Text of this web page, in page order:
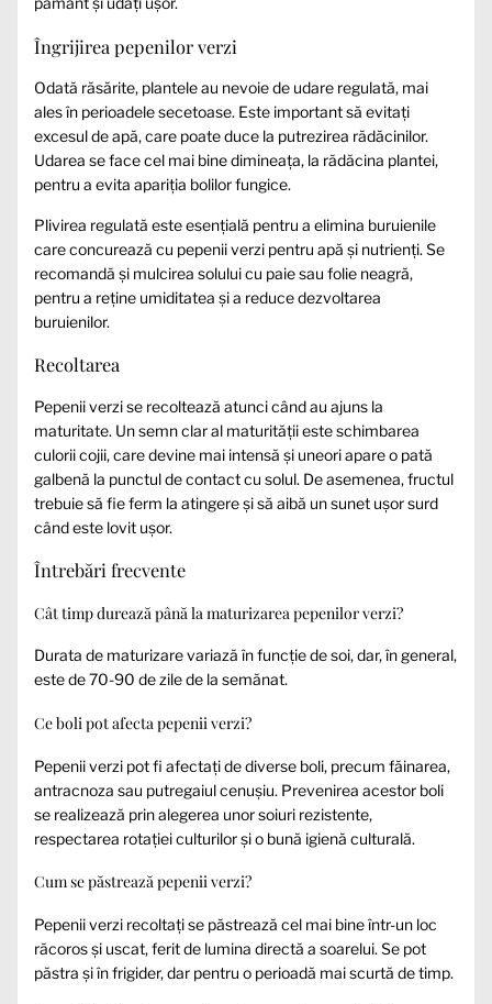
Îngrijirea pepenilor verzi
Odată răsărite, plantele au nevoie de udare regulată, mai
ales în perioadele secetoase. Este important să evitați
excesul de apă, care poate duce la putrezirea rădăcinilor.
Udarea se face cel mai bine dimineața, la rădăcina plantei,
pentru a evita apariția bolilor fungice.
Plivirea regulată este esențială pentru a elimina buruienile
care concurează cu pepenii verzi pentru apă și nutrienți. Se
recomandă și mulcirea solului cu paie sau folie neagră,
pentru a reține umiditatea și a reduce dezvoltarea
buruienilor.
Recoltarea
Pepenii verzi se recoltează atunci când au ajuns la
maturitate. Un semn clar al maturității este schimbarea
culorii cojii, care devine mai intensă și uneori apare o pată
galbenă la punctul de contact cu solul. De asemenea, fructul
trebuie să fie ferm la atingere și să aibă un sunet ușor surd
când este lovit ușor.
Întrebări frecvente
Cât timp durează până la maturizarea pepenilor verzi?
Durata de maturizare variază în funcție de soi, dar, în general,
este de 70-90 de zile de la semănat.
Ce boli pot afecta pepenii verzi?
Pepenii verzi pot fi afectați de diverse boli, precum făinarea,
antracnoza sau putregaiul cenușiu. Prevenirea acestor boli
se realizează prin alegerea unor soiuri rezistente,
respectarea rotației culturilor și o bună igienă culturală.
Cum se păstrează pepenii verzi?
Pepenii verzi recoltați se păstrează cel mai bine într-un loc
răcoros și uscat, ferit de lumina directă a soarelui. Se pot
păstra și în frigider, dar pentru o perioadă mai scurtă de timp.